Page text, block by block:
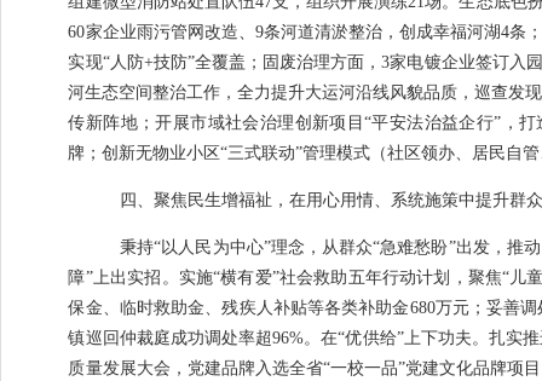
60家企业雨污管网改造、 9条河道清淤整治，创成幸福河湖4条
实现“人防+技防”全覆盖；固废治理方面，3家电镀企业签订入
河生态空间整治工作，全力提升大运河沿线风貌品质 ，巡查发
传新阵地；开展市域社会治理创新项目“平安法治益企行” ，打
牌；创新无物业小区“三式联动”管理模式（社区领办、居民自
四、聚焦民生增福祉，在用心用情、系统施策中提升群
秉持“以人民为中心”理念，从群众“急难愁盼”出发，推
障”上出实招。 实施“横有爱”社会救助五年行动计划，聚焦“儿
保金、临时救助金、残疾人补贴等各类补助金680万元；妥善
镇巡回仲裁庭成功调处率超96%。在“优供给”上下功夫。 扎实
质量发展大会，党建品牌入选全省“一校一品”党建文化品牌项